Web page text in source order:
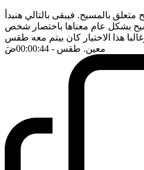
بالمسيح. فيبقى بالتالي هنبدأ
بشكل عام معناها باختصار شخص
هذا الاختيار كان بيتم معه طقس
معين. طقس - 00:00:44 ضَ